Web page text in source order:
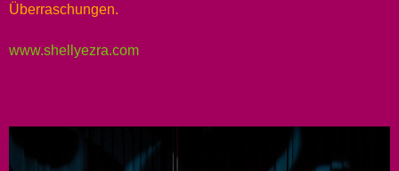
Überraschungen.
www.shellyezra.com